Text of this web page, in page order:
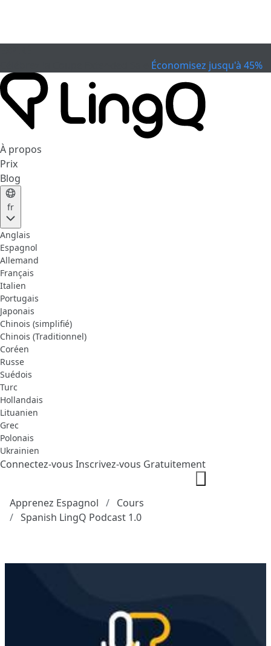
Économisez jusqu'à 45%
À propos
Prix
Blog
fr
Anglais
Espagnol
Allemand
Français
Italien
Portugais
Japonais
Chinois (simplifié)
Chinois (Traditionnel)
Coréen
Russe
Suédois
Turc
Hollandais
Lituanien
Grec
Polonais
Ukrainien
Connectez-vous Inscrivez-vous Gratuitement
Apprenez Espagnol
Cours
Spanish LingQ Podcast 1.0